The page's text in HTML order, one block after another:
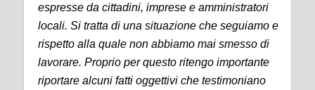
espresse da cittadini, imprese e amministratori
locali. Si tratta di una situazione che seguiamo e
rispetto alla quale non abbiamo mai smesso di
lavorare. Proprio per questo ritengo importante
riportare alcuni fatti oggettivi che testimoniano